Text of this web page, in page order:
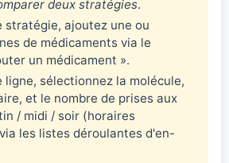
deux stratégies.
stratégie, ajoutez une ou
de médicaments via le
un médicament ».
ligne, sélectionnez la molécule,
et le nombre de prises aux
/ midi / soir (horaires
les listes déroulantes d'en-